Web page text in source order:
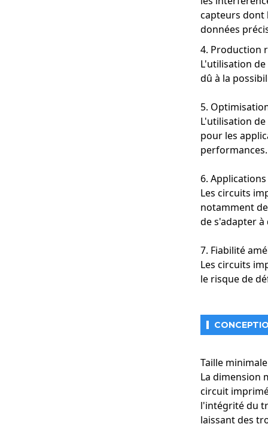
capteurs dont
données
4. Production
L'utilisation
dû à la
5.
L'utilisation
pour les
performances.
6.
Les circuits
notamment
de s'adapter
7. Fiabilité
Les circuits
le risque de
Taille
La dimension
circuit
l'intégrité du
laissant des